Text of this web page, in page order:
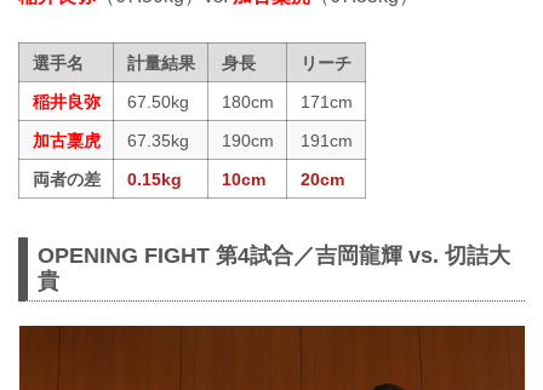
選手名 計量結果 身長
リーチ
稲井良弥
67.50kg 180cm
171cm
加古稟虎
67.35kg 190cm
191cm
両者の差
0.15kg 10cm 20cm
OPENING FIGHT 第4試合／吉岡龍輝 vs. 切詰大
貴